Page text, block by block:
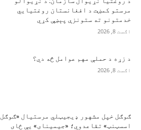
مرستو کمښت د افغانستان روغتیايي
خدمتونو ته ستونزې پېښې کړي
اګست 8, 2026
د زړه د حملې مهم عوامل څه دي؟
اګست 8, 2026
ګوګل خپل مشهور ډیجیټلي مرستیال «ګوګل
اسسټنټ» تقاعدوي؛ «جیمینای» یې ځای